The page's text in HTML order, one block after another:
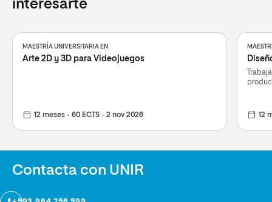
interesarte
MAESTRÍA UNIVERSITARIA EN
Arte 2D y 3D para Videojuegos
12 meses 60 ECTS 2 nov 2026 12
Contacta con UNIR